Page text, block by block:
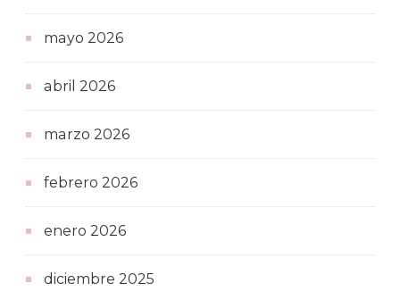
mayo 2026
abril 2026
marzo 2026
febrero 2026
enero 2026
diciembre 2025